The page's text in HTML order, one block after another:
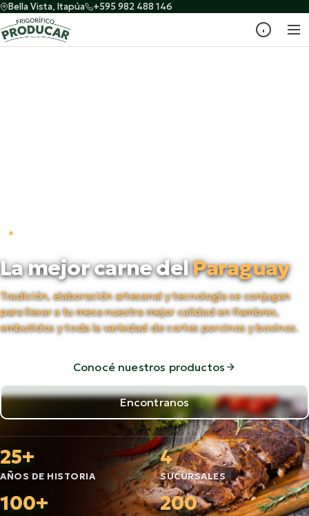
Bella Vista, Itapúa +595 982 488 146
PRODUCTORES DESDE 1998
La mejor carne delParaguay
Tradición, elaboración artesanal y tecnología se conjugan
para llevar a tu mesa nuestra mejor calidad en fiambres,
embutidos y toda la variedad de cortes porcinos y bovinos.
Conocé nuestros productos
Encontranos
25+
AÑOS DE HISTORIA
4
SUCURSALES
100+ 200